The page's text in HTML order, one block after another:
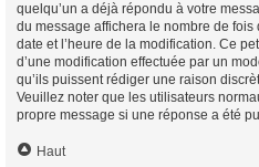
quelqu’un a déjà répondu à votre
du message affichera le nombre de fois
date et l’heure de la modification. Ce
d’une modification effectuée par un
qu’ils puissent rédiger une raison
Veuillez noter que les utilisateurs
propre message si une réponse a été
Haut